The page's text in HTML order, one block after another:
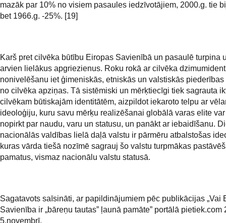
mazāk par 10% no visiem pasaules iedzīvotājiem, 2000.g. tie
bet 1966.g. -25%. [19]
Karš pret cilvēka būtību Eiropas Savienībā un pasaulē turpina
arvien lielākus apgriezienus. Roku rokā ar cilvēka
nonivelēšanu iet ģimeniskās, etniskās un valstiskās
no cilvēka apziņas. Tā sistēmiski un mērķtiecīgi tiek sagrauta
cilvēkam būtiskajām identitātēm, aizpildot iekaroto telpu ar
ideoloģiju, kuru savu mērķu realizēšanai globālā varas elite
nopirkt par naudu, varu un statusu, un panākt ar iebaidīšanu.
nacionālās valdības lielā daļā valstu ir pārmēru atbalstošas
kuras vārda tiešā nozīmē sagrauj šo valstu turpmākas
pamatus, vismaz nacionālu valstu statusā.
Sagatavots saīsināti, ar papildinājumiem pēc publikācijas „Vai
Savienība ir „bāreņu tautas” ļaunā pamāte” portālā pietiek.com
5.novembrī.